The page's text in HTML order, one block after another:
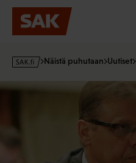
Hyppää
sisältöön
s
Näistä puhutaan Uutiset